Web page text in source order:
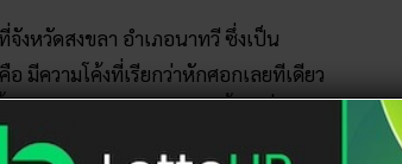
งหวัดสงขลา อำเภอนาทวี ซึ่งเป็น
มีความโค้งที่เรียกว่าหักศอกเลยทีเดียว
งทางอีกด้วย ทำให้บ่อยครั้งรถที่ผ่านไป
นนอาถรรพ์เลยก็ว่าได้